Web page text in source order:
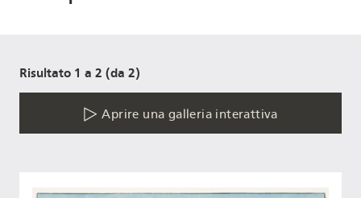
Risultato 1 a 2 (da 2)
Aprire una galleria interattiva